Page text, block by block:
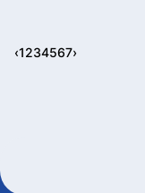
‹1234567›